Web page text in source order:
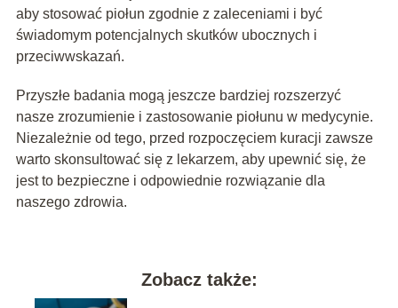
aby stosować piołun zgodnie z zaleceniami i być
świadomym potencjalnych skutków ubocznych i
przeciwwskazań.
Przyszłe badania mogą jeszcze bardziej rozszerzyć
nasze zrozumienie i zastosowanie piołunu w medycynie.
Niezależnie od tego, przed rozpoczęciem kuracji zawsze
warto skonsultować się z lekarzem, aby upewnić się, że
jest to bezpieczne i odpowiednie rozwiązanie dla
naszego zdrowia.
Zobacz także: